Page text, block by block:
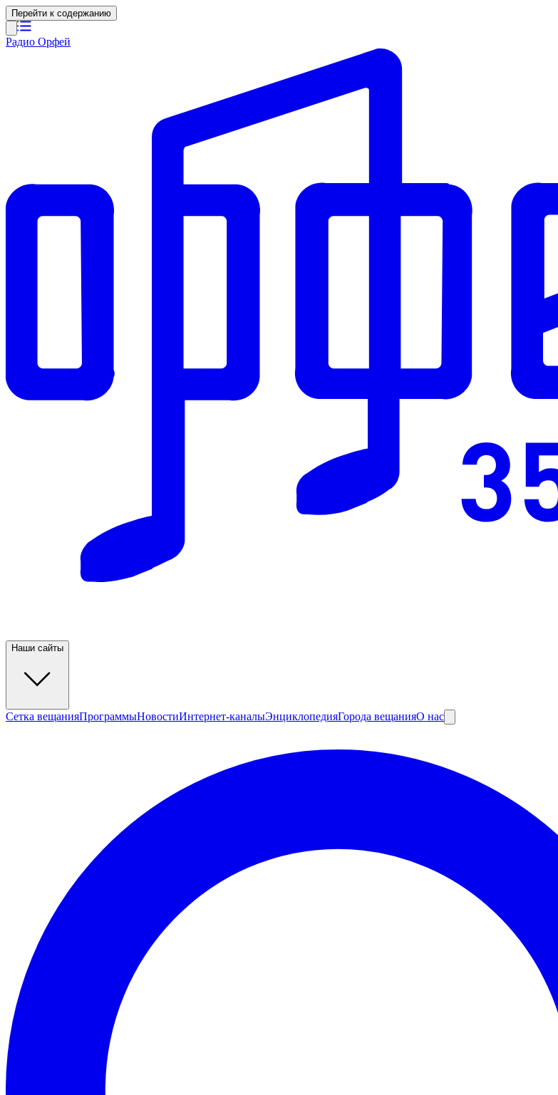
Перейти к содержанию
Радио Орфей
Наши сайты
Сетка вещанияПрограммыНовостиИнтернет-каналыЭнциклопедияГорода вещанияО нас